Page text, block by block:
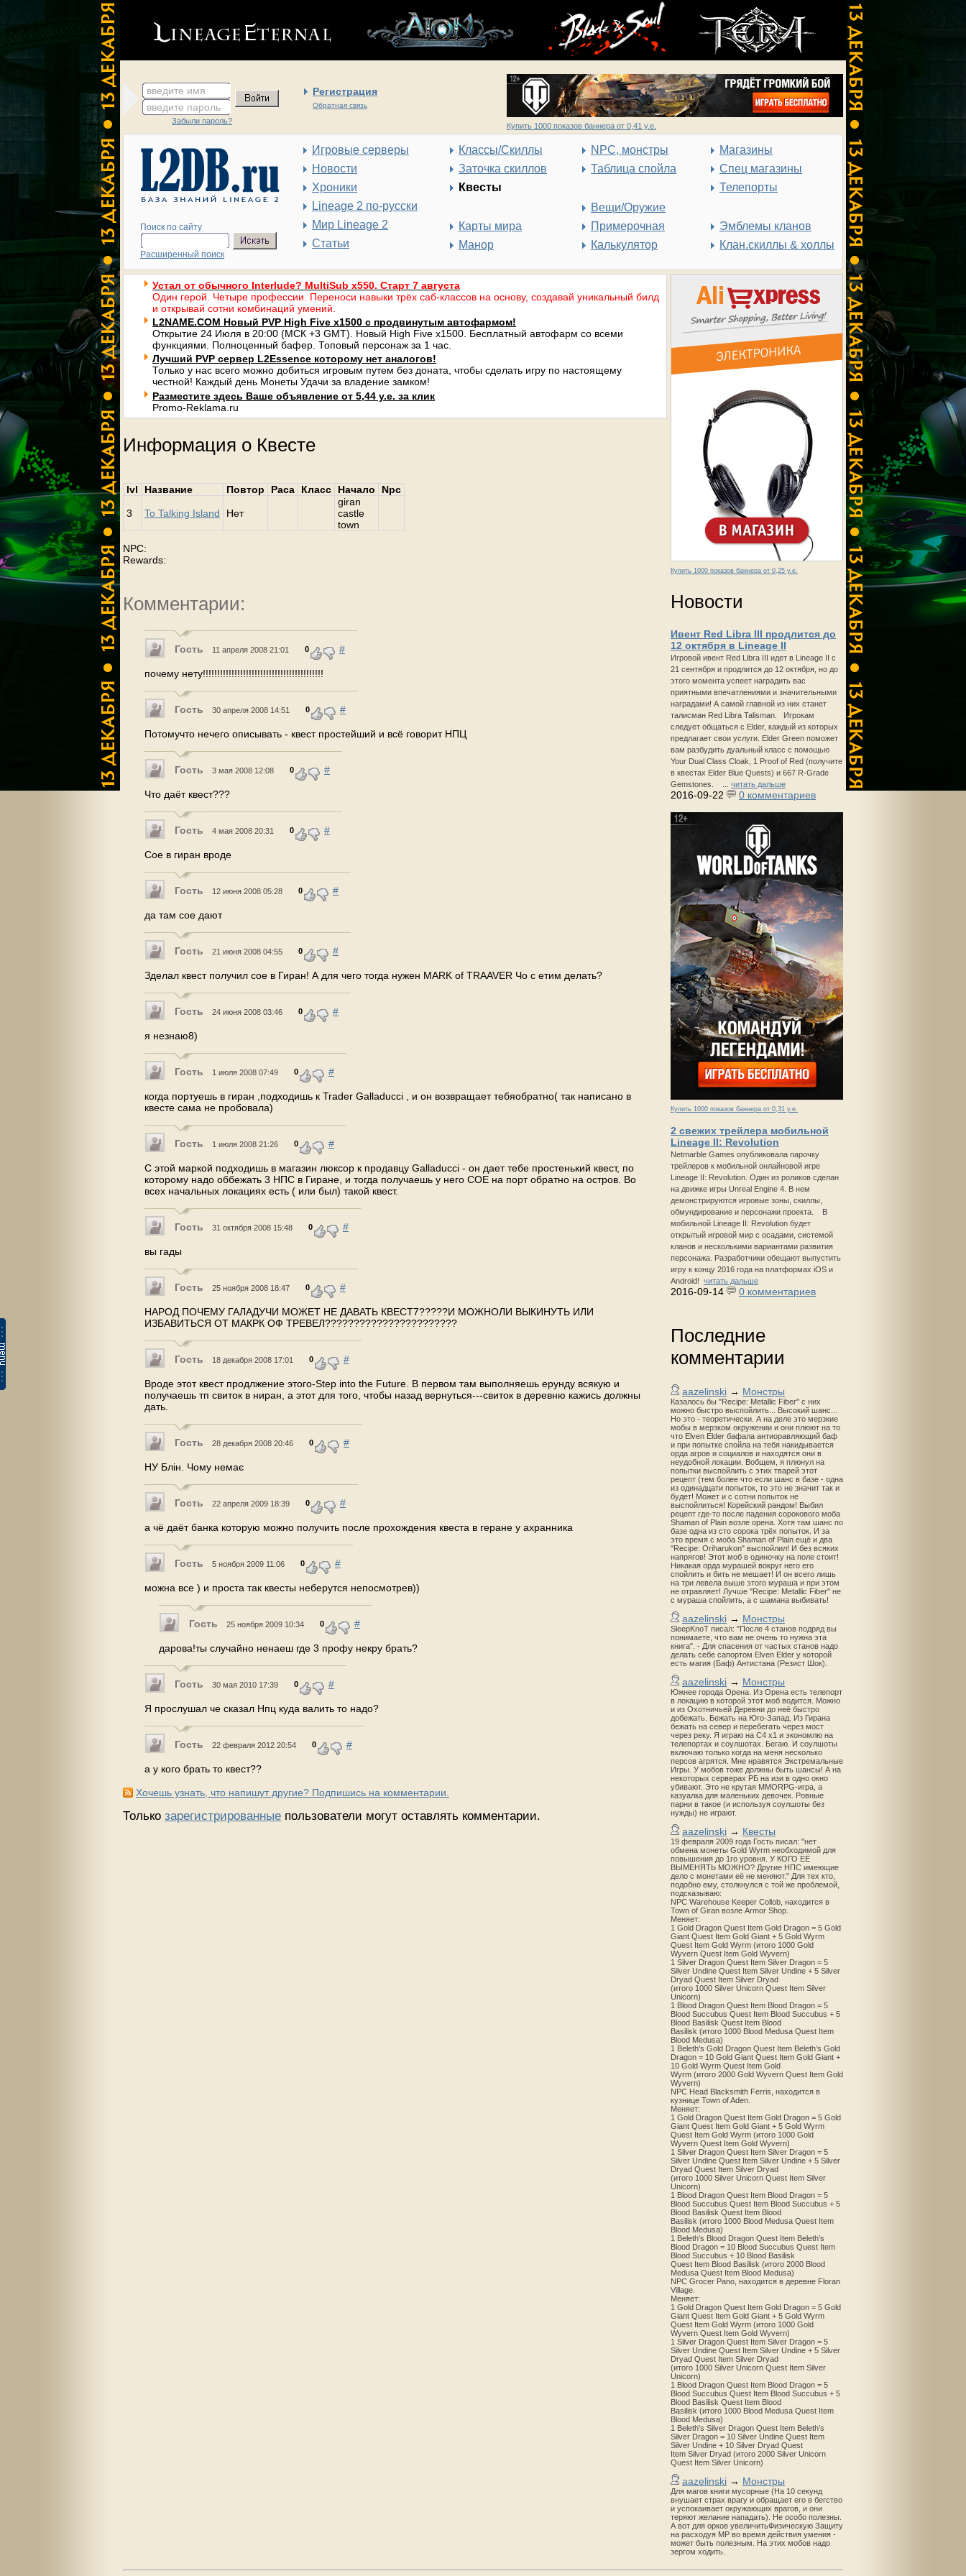
введите имя Регистрация
Обратная связь
введите пароль
Забыли пароль?
Купить 1000 показов баннера от 0,41 у.е.
Поиск по сайту
Расширенный поиск
Игровые серверы
Новости
Хроники
Lineage 2 по-русски
Мир Lineage 2
Статьи
Классы/Скиллы
Заточка скиллов
Квесты
Карты мира
Манор
NPC, монстры
Таблица спойла
Вещи/Оружие
Примерочная
Калькулятор
Магазины
Спец магазины
Телепорты
Эмблемы кланов
Клан.скиллы & холлы
Купить 1000 показов баннера от 0,25 у.е.
Новости
Ивент Red Libra III продлится до
12 октября в Lineage II
Игровой ивент Red Libra III идет в Lineage II с
21 сентября и продлится до 12 октября, но до
этого момента успеет наградить вас
приятными впечатлениями и значительными
наградами! А самой главной из них станет
талисман Red Libra Talisman. Игрокам
следует общаться с Elder, каждый из которых
предлагает свои услуги. Elder Green поможет
вам разбудить дуальный класс с помощью
Your Dual Class Cloak, 1 Proof of Red (получите
в квестах Elder Blue Quests) и 667 R-Grade
Gemstones. ... читать дальше
2016-09-22 0 комментариев
Купить 1000 показов баннера от 0,31 у.е.
2 свежих трейлера мобильной
Lineage II: Revolution
Netmarble Games опубликовала парочку
трейлеров к мобильной онлайновой игре
Lineage II: Revolution. Один из роликов сделан
на движке игры Unreal Engine 4. В нем
демонстрируются игровые зоны, скиллы,
обмундирование и персонажи проекта. В
мобильной Lineage II: Revolution будет
открытый игровой мир с осадами, системой
кланов и несколькими вариантами развития
персонажа. Разработчики обещают выпустить
игру к концу 2016 года на платформах iOS и
Android! читать дальше
2016-09-14 0 комментариев
Последние
комментарии
aazelinski → Монстры
Казалось бы "Recipe: Metallic Fiber" с них
можно быстро выспойлить... Высокий шанс...
Но это - теоретически. А на деле это мерзкие
мобы в мерзком окружении и они плюют на то
что Elven Elder бафала антиоравляющий баф
и при попытке спойла на тебя накидывается
орда агров и социалов и находятся они в
неудобной локации. Вобщем, я плюнул на
попытки выспойлить с этих тварей этот
рецепт (тем более что если шанс в базе - одна
из одинадцати попыток, то это не значит так и
будет! Может и с сотни попыток не
выспойлиться! Корейский рандом! Выбил
рецепт где-то после падения сорокового моба
Shaman of Plain возле орена. Хотя там шанс по
базе одна из сто сорока трёх попыток. И за
это время с моба Shaman of Plain ещё и два
"Recipe: Oriharukon" выспойлил! И без всяких
напрягов! Этот моб в одиночку на поле стоит!
Никакая орда мурашей вокруг него его
спойлить и бить не мешает! И он всего лишь
на три левела выше этого мураша и при этом
не отравляет! Лучше "Recipe: Metallic Fiber" не
с мураша спойлить, а с шамана выбивать!
aazelinski → Монстры
SleepKnoT писал: "После 4 станов подряд вы
понимаете, что вам не очень то нужна эта
книга". - Для спасения от частых станов надо
делать себе сапортом Elven Elder у которой
есть магия (Баф) Антистана (Резист Шок).
aazelinski → Монстры
Южнее города Орена. Из Орена есть телепорт
в локацию в которой этот моб водится. Можно
и из Охотничьей Деревни до неё быстро
добежать. Бежать на Юго-Запад. Из Гирана
бежать на север и перебегать через мост
через реку. Я играю на С4 х1 и экономлю на
телепортах и соулшотах. Бегаю. И соулшоты
включаю только когда на меня несколько
персов агрятся. Мне нравятся Экстремальные
Игры. У мобов тоже должны быть шансы! А на
некоторых серверах РБ на изи в одно окно
убивают. Это не крутая MMORPG-игра, а
казуалка для маленьких девочек. Ровные
парни в такое (и используя соулшоты без
нужды) не играют.
aazelinski → Квесты
19 февраля 2009 года Гость писал: "нет
обмена монеты Gold Wyrm необходимой для
повышения до 1го уровня. У КОГО ЕЁ
ВЫМЕНЯТЬ МОЖНО? Другие НПС имеющие
дело с монетами её не меняют." Для тех кто,
подобно ему, столкнулся с той же проблемой,
подсказываю:
NPC Warehouse Keeper Collob, находится в
Town of Giran возле Armor Shop.
Меняет:
1 Gold Dragon Quest Item Gold Dragon = 5 Gold
Giant Quest Item Gold Giant + 5 Gold Wyrm
Quest Item Gold Wyrm (итого 1000 Gold
Wyvern Quest Item Gold Wyvern)
1 Silver Dragon Quest Item Silver Dragon = 5
Silver Undine Quest Item Silver Undine + 5 Silver
Dryad Quest Item Silver Dryad
(итого 1000 Silver Unicorn Quest Item Silver
Unicorn)
1 Blood Dragon Quest Item Blood Dragon = 5
Blood Succubus Quest Item Blood Succubus + 5
Blood Basilisk Quest Item Blood
Basilisk (итого 1000 Blood Medusa Quest Item
Blood Medusa)
1 Beleth's Gold Dragon Quest Item Beleth’s Gold
Dragon = 10 Gold Giant Quest Item Gold Giant +
10 Gold Wyrm Quest Item Gold
Wyrm (итого 2000 Gold Wyvern Quest Item Gold
Wyvern)
NPC Head Blacksmith Ferris, находится в
кузнице Town of Aden.
Меняет:
1 Gold Dragon Quest Item Gold Dragon = 5 Gold
Giant Quest Item Gold Giant + 5 Gold Wyrm
Quest Item Gold Wyrm (итого 1000 Gold
Wyvern Quest Item Gold Wyvern)
1 Silver Dragon Quest Item Silver Dragon = 5
Silver Undine Quest Item Silver Undine + 5 Silver
Dryad Quest Item Silver Dryad
(итого 1000 Silver Unicorn Quest Item Silver
Unicorn)
1 Blood Dragon Quest Item Blood Dragon = 5
Blood Succubus Quest Item Blood Succubus + 5
Blood Basilisk Quest Item Blood
Basilisk (итого 1000 Blood Medusa Quest Item
Blood Medusa)
1 Beleth's Blood Dragon Quest Item Beleth’s
Blood Dragon = 10 Blood Succubus Quest Item
Blood Succubus + 10 Blood Basilisk
Quest Item Blood Basilisk (итого 2000 Blood
Medusa Quest Item Blood Medusa)
NPC Grocer Pano, находится в деревне Floran
Village.
Меняет:
1 Gold Dragon Quest Item Gold Dragon = 5 Gold
Giant Quest Item Gold Giant + 5 Gold Wyrm
Quest Item Gold Wyrm (итого 1000 Gold
Wyvern Quest Item Gold Wyvern)
1 Silver Dragon Quest Item Silver Dragon = 5
Silver Undine Quest Item Silver Undine + 5 Silver
Dryad Quest Item Silver Dryad
(итого 1000 Silver Unicorn Quest Item Silver
Unicorn)
1 Blood Dragon Quest Item Blood Dragon = 5
Blood Succubus Quest Item Blood Succubus + 5
Blood Basilisk Quest Item Blood
Basilisk (итого 1000 Blood Medusa Quest Item
Blood Medusa)
1 Beleth's Silver Dragon Quest Item Beleth’s
Silver Dragon = 10 Silver Undine Quest Item
Silver Undine + 10 Silver Dryad Quest
Item Silver Dryad (итого 2000 Silver Unicorn
Quest Item Silver Unicorn)
aazelinski → Монстры
Для магов книги мусорные (На 10 секунд
внушает страх врагу и обращает его в бегство
и успокаивает окружающих врагов, и они
теряют желание нападать). Не особо полезны.
А вот для орков увеличитьФизическую Защиту
на расходуя MP во время действия умения -
может быть полезным. На этих мобов надо
зергом ходить.
Устал от обычного Interlude? MultiSub x550. Старт 7 августа
Один герой. Четыре профессии. Переноси навыки трёх саб-классов на основу, создавай уникальный билд
и открывай сотни комбинаций умений.
L2NAME.COM Новый PVP High Five x1500 с продвинутым автофармом!
Открытие 24 Июля в 20:00 (МСК +3 GMT). Новый High Five x1500. Бесплатный автофарм со всеми
функциями. Полноценный бафер. Топовый персонаж за 1 час.
Лучший PVP сервер L2Essence которому нет аналогов!
Только у нас всего можно добиться игровым путем без доната, чтобы сделать игру по настоящему
честной! Каждый день Монеты Удачи за владение замком!
Разместите здесь Ваше объявление от 5,44 у.е. за клик
Promo-Reklama.ru
Информация о Квесте
lvl Название Повтор Раса Класс Начало Npc
3 To Talking Island Нет
giran
castle
town
NPC:
Rewards:
Комментарии:
Гость 11 апреля 2008 21:01 0 #
почему нету!!!!!!!!!!!!!!!!!!!!!!!!!!!!!!!!!!!!!!!!!!
Гость 30 апреля 2008 14:51 0 #
Потомучто нечего описывать - квест простейший и всё говорит НПЦ
Гость 3 мая 2008 12:08 0 #
Что даёт квест???
Гость 4 мая 2008 20:31 0 #
Cое в гиран вроде
Гость 12 июня 2008 05:28 0 #
да там сое дают
Гость 21 июня 2008 04:55 0 #
Зделал квест получил сое в Гиран! А для чего тогда нужен MARK of TRAAVER Чо с етим делать?
Гость 24 июня 2008 03:46 0 #
я незнаю8)
Гость 1 июля 2008 07:49 0 #
когда портуешь в гиран ,подходишь к Trader Galladucci , и он возвращает тебяобратно( так написано в
квесте сама не пробовала)
Гость 1 июля 2008 21:26 0 #
С этой маркой подходишь в магазин люксор к продавцу Galladucci - он дает тебе простенький квест, по
которому надо оббежать 3 НПС в Гиране, и тогда получаешь у него СОЕ на порт обратно на остров. Во
всех начальных локациях есть ( или был) такой квест.
Гость 31 октября 2008 15:48 0 #
вы гады
Гость 25 ноября 2008 18:47 0 #
НАРОД ПОЧЕМУ ГАЛАДУЧИ МОЖЕТ НЕ ДАВАТЬ КВЕСТ7?????И МОЖНОЛИ ВЫКИНУТЬ ИЛИ
ИЗБАВИТЬСЯ ОТ МАКРК ОФ ТРЕВЕЛ???????????????????????
Гость 18 декабря 2008 17:01 0 #
Вроде этот квест продлжение этого-Step into the Future. В первом там выполняешь ерунду всякую и
получаешь тп свиток в ниран, а этот для того, чтобы назад вернуться---свиток в деревню кажись должны
дать.
Гость 28 декабря 2008 20:46 0 #
НУ Блін. Чому немає
Гость 22 апреля 2009 18:39 0 #
а чё даёт банка которую можно получить после прохождения квеста в геране у ахранника
Гость 5 ноября 2009 11:06 0 #
можна все ) и проста так квесты неберутся непосмотрев))
Гость 25 ноября 2009 10:34 0 #
дарова!ты случайно ненаеш где 3 профу некру брать?
Гость 30 мая 2010 17:39 0 #
Я прослушал че сказал Нпц куда валить то надо?
Гость 22 февраля 2012 20:54 0 #
а у кого брать то квест??
Хочешь узнать, что напишут другие? Подпишись на комментарии.
Только зарегистрированные пользователи могут оставлять комментарии.